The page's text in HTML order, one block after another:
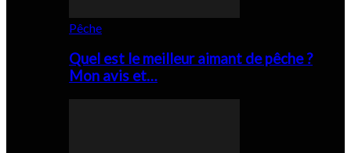
Pêche
Quel est le meilleur aimant de pêche ?
Mon avis et…